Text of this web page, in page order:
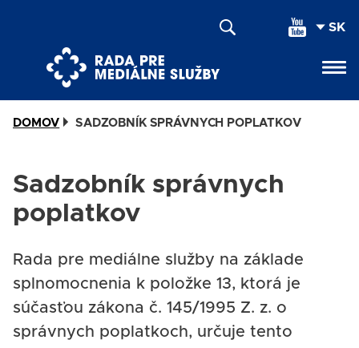
DOMOV SADZOBNÍK SPRÁVNYCH POPLATKOV
Sadzobník správnych
poplatkov
Rada pre mediálne služby na základe
splnomocnenia k položke 13, ktorá je
súčasťou zákona č. 145/1995 Z. z. o
správnych poplatkoch, určuje tento